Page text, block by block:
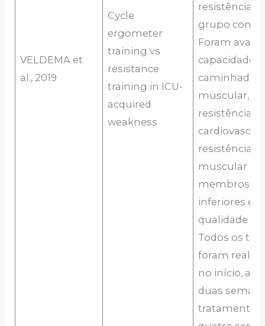
VELDEMA et
al., 2019
Cycle
ergometer
training vs
resistance
training in ICU-
acquired
weakness
resistência e
grupo
Foram
capacidade
caminhada,
muscular,
resistência
resistência
muscular
membros
inferiores e
qualidade de
Todos os
foram
no início,
duas
tratamento